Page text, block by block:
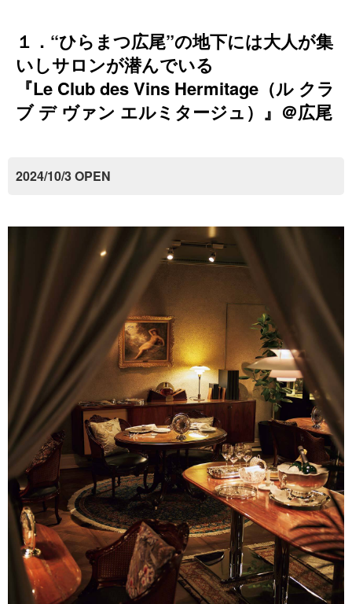
１．“ひらまつ広尾”の地下には大人が集
いしサロンが潜んでいる
『Le Club des Vins Hermitage（ル クラ
ブ デ ヴァン エルミタージュ）』＠広尾
2024/10/3 OPEN